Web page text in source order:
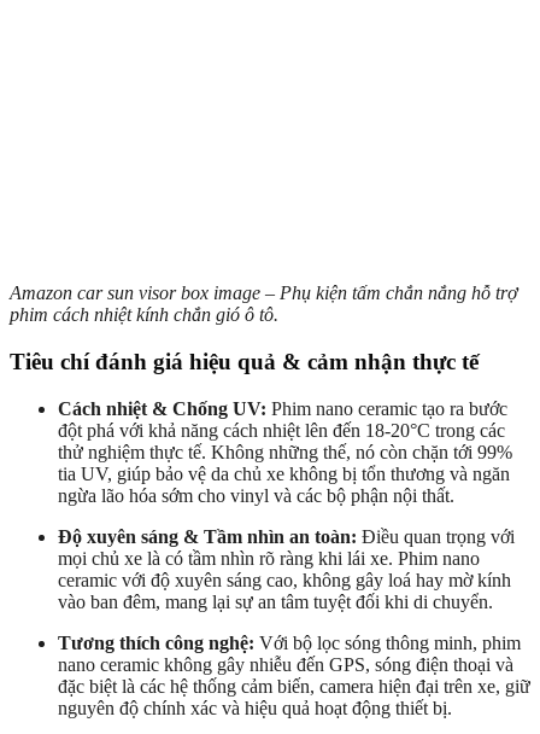
Amazon car sun visor box image – Phụ kiện tấm chắn nắng hỗ trợ
phim cách nhiệt kính chắn gió ô tô.
Tiêu chí đánh giá hiệu quả & cảm nhận thực tế
Cách nhiệt & Chống UV: Phim nano ceramic tạo ra bước
đột phá với khả năng cách nhiệt lên đến 18-20°C trong các
thử nghiệm thực tế. Không những thế, nó còn chặn tới 99%
tia UV, giúp bảo vệ da chủ xe không bị tổn thương và ngăn
ngừa lão hóa sớm cho vinyl và các bộ phận nội thất.
Độ xuyên sáng & Tầm nhìn an toàn: Điều quan trọng với
mọi chủ xe là có tầm nhìn rõ ràng khi lái xe. Phim nano
ceramic với độ xuyên sáng cao, không gây loá hay mờ kính
vào ban đêm, mang lại sự an tâm tuyệt đối khi di chuyển.
Tương thích công nghệ: Với bộ lọc sóng thông minh, phim
nano ceramic không gây nhiễu đến GPS, sóng điện thoại và
đặc biệt là các hệ thống cảm biến, camera hiện đại trên xe, giữ
nguyên độ chính xác và hiệu quả hoạt động thiết bị.